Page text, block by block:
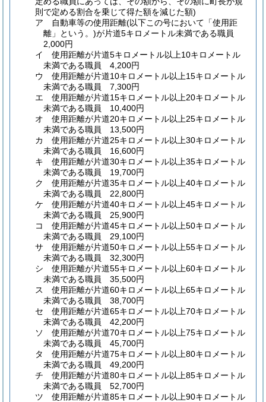
則で定める割合を乗じて得た額を減じた額)
ア
自動車等の使用距離(以下この号において「使用距
離」という。)が片道5キロメートル未満である職員
2,000円
イ
使用距離が片道5キロメートル以上10キロメートル
未満である職員 4,200円
ウ
使用距離が片道10キロメートル以上15キロメートル
未満である職員 7,300円
エ
使用距離が片道15キロメートル以上20キロメートル
未満である職員 10,400円
オ
使用距離が片道20キロメートル以上25キロメートル
未満である職員 13,500円
カ
使用距離が片道25キロメートル以上30キロメートル
未満である職員 16,600円
キ
使用距離が片道30キロメートル以上35キロメートル
未満である職員 19,700円
ク
使用距離が片道35キロメートル以上40キロメートル
未満である職員 22,800円
ケ
使用距離が片道40キロメートル以上45キロメートル
未満である職員 25,900円
コ
使用距離が片道45キロメートル以上50キロメートル
未満である職員 29,100円
サ
使用距離が片道50キロメートル以上55キロメートル
未満である職員 32,300円
シ
使用距離が片道55キロメートル以上60キロメートル
未満である職員 35,500円
ス
使用距離が片道60キロメートル以上65キロメートル
未満である職員 38,700円
セ
使用距離が片道65キロメートル以上70キロメートル
未満である職員 42,200円
ソ
使用距離が片道70キロメートル以上75キロメートル
未満である職員 45,700円
タ
使用距離が片道75キロメートル以上80キロメートル
未満である職員 49,200円
チ
使用距離が片道80キロメートル以上85キロメートル
未満である職員 52,700円
ツ
使用距離が片道85キロメートル以上90キロメートル